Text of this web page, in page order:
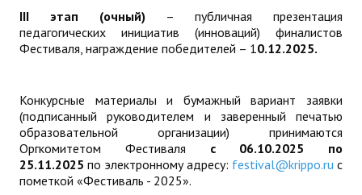
III этап (очный) – публичная презентация
педагогических инициатив (инноваций) финалистов
Фестиваля, награждение победителей – 10.12.2025.
Конкурсные материалы и бумажный вариант заявки
(подписанный руководителем и заверенный печатью
образовательной организации) принимаются
Оргкомитетом Фестиваля с 06.10.2025 по
25.11.2025 по электронному адресу: festival@krippo.ru с
пометкой «Фестиваль - 2025».